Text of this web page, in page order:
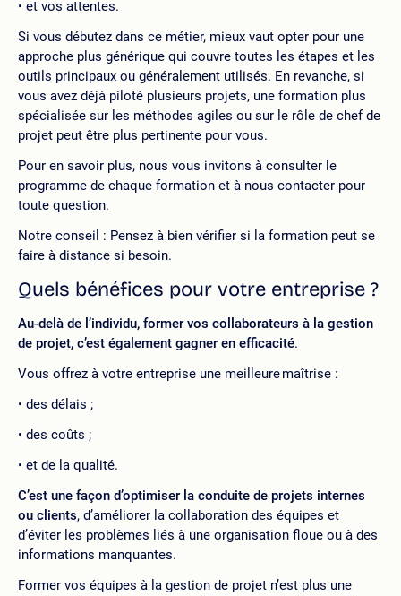
et vos attentes.
Si vous débutez dans ce métier, mieux vaut opter pour une
approche plus générique qui couvre toutes les étapes et les
outils principaux ou généralement utilisés. En revanche, si
vous avez déjà piloté plusieurs projets, une formation plus
spécialisée sur les méthodes agiles ou sur le rôle de chef de
projet peut être plus pertinente pour vous.
Pour en savoir plus, nous vous invitons à consulter le
programme de chaque formation et à nous contacter pour
toute question.
Notre conseil : Pensez à bien vérifier si la formation peut se
faire à distance si besoin.
Quels bénéfices pour votre entreprise ?
Au-delà de l’individu, former vos collaborateurs à la gestion
de projet, c’est également gagner en efficacité.
Vous offrez à votre entreprise une meilleure maîtrise :
des délais ;
des coûts ;
et de la qualité.
C’est une façon d’optimiser la conduite de projets internes
ou clients, d’améliorer la collaboration des équipes et
d’éviter les problèmes liés à une organisation floue ou à des
informations manquantes.
Former vos équipes à la gestion de projet n’est plus une